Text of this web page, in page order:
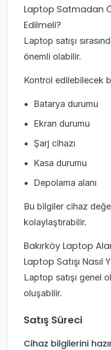
Laptop Satmadan
Edilmeli?
Laptop satışı
önemli olabilir.
Kontrol edilebilecek
Batarya durumu
Ekran durumu
Şarj cihazı
Kasa durumu
Depolama alanı
Bu bilgiler cihaz
kolaylaştırabilir.
Bakırköy Laptop
Laptop Satışı Nasıl
Laptop satışı genel
oluşabilir.
Satış Süreci
Cihaz bilgilerini